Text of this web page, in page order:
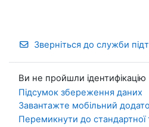
Зверніться до служби
Ви не пройшли ідентифікацію
Підсумок збереження даних
Завантажте мобільний
Перемикнути до стандартної